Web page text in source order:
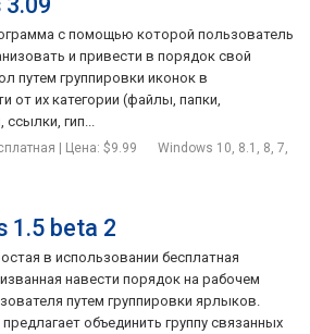
с помощью которой пользователь
и привести в порядок свой
путем группировки иконок в
от их категории (файлы, папки,
гип...
| Цена: $9.99
Windows 10, 8.1, 8, 7,
1.5 beta 2
в использовании бесплатная
навести порядок на рабочем
путем группировки ярлыков.
объединить группу связанных